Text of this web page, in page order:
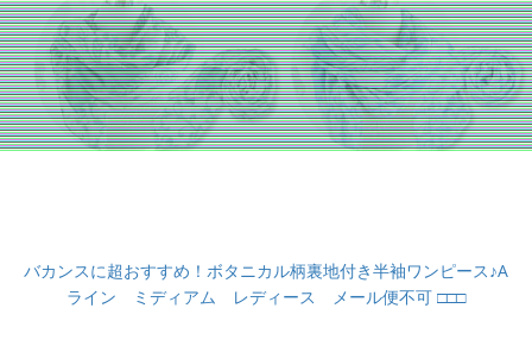
バカンスに超おすすめ！ボタニカル柄裏地付き半袖ワンピース♪A
ライン ミディアム レディース メール便不可 □□□